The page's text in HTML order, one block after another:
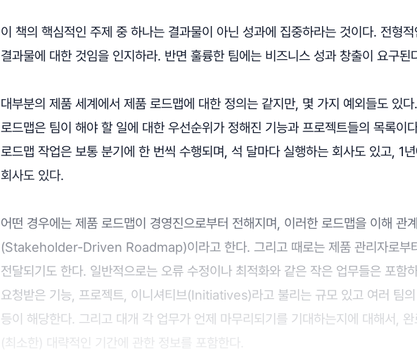
이 책의 핵심적인 주제 중 하나는 결과물이 아닌 성과에 집중하라는 것이다. 전형
결과물에 대한 것임을 인지하라. 반면 훌륭한 팀에는 비즈니스 성과 창출이 요구된
대부분의 제품 세계에서 제품 로드맵에 대한 정의는 같지만, 몇 가지 예외들도 있
로드맵은 팀이 해야 할 일에 대한 우선순위가 정해진 기능과 프로젝트들의 목록이
로드맵 작업은 보통 분기에 한 번씩 수행되며, 석 달마다 실행하는 회사도 있고, 1
회사도 있다.
어떤 경우에는 제품 로드맵이 경영진으로부터 전해지며, 이러한 로드맵을 이해 관
(Stakeholder-Driven Roadmap)이라고 한다. 그리고 때로는 제품 관리자로부
전달되기도 한다. 일반적으로는 오류 수정이나 최적화와 같은 작은 업무들은 포함
요청받은 기능, 프로젝트, 이니셔티브(Initiatives)라고 불리는 규모 있고 여러 팀
등이 해당한다. 그리고 대개 각 업무가 언제 마무리되기를 기대하는지에 대해서,
(최소한) 대략적인 기간에 관한 정보를 포함한다.